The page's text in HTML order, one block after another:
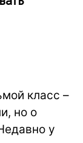
класс –
но о
у